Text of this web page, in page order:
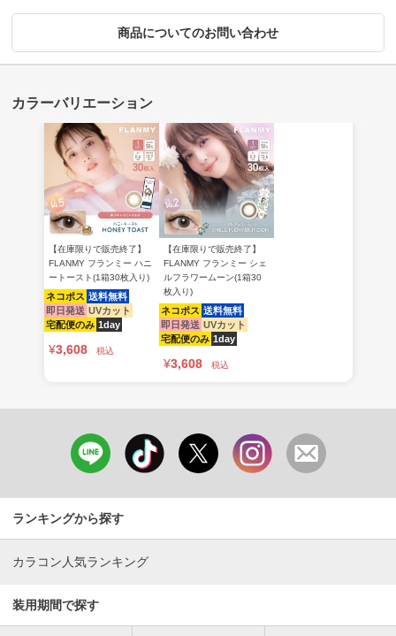
商品についてのお問い合わせ
【在庫限りで販売終了】
FLANMY フランミー ハニ
ートースト(1箱30枚入り)
ネコポス 送料無料
即日発送 UVカット
宅配便のみ 1day
¥3,608 税込
【在庫限りで販売終了】
FLANMY フランミー シェ
ルフラワームーン(1箱30
枚入り)
ネコポス 送料無料
即日発送 UVカット
宅配便のみ 1day
¥3,608 税込
ランキングから探す
カラコン人気ランキング
装用期間で探す